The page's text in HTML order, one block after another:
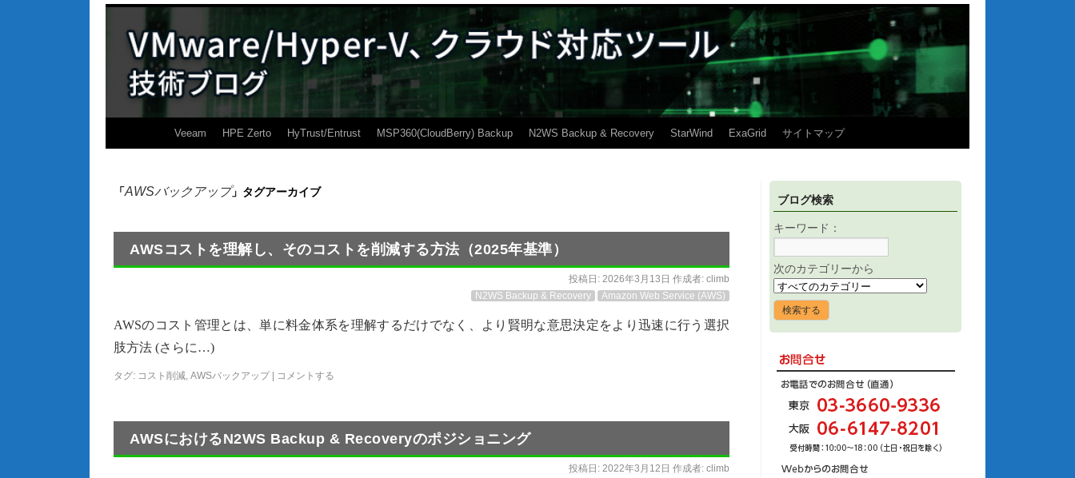
Veeam HPE Zerto HyTrust/Entrust MSP360(CloudBerry) Backup N2WS Backup & Recovery StarWind ExaGrid サイトマップ
「AWSバックアップ」タグアーカイブ
AWSコストを理解し、そのコストを削減する方法（2025年基準）
投稿日: 2026年3月13日 作成者: climb
N2WS Backup & Recovery
Amazon Web Service (AWS)
AWSのコスト管理とは、単に料金体系を理解するだけでなく、より賢明な意思決定をより迅速に行う選択
肢方法 (さらに…)
タグ: コスト削減, AWSバックアップ | コメントする
AWSにおけるN2WS Backup & Recoveryのポジショニング
投稿日: 2022年3月12日 作成者: climb
ブログ検索
キーワード：
次のカテゴリーから